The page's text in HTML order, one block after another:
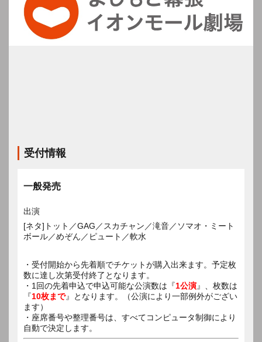
受付情報
一般発売
出演
[ネタ]トット／GAG／スカチャン／滝音／ソマオ・ミート
ボール／めぞん／ピュート／軟水
・受付開始から先着順でチケットが購入出来ます。予定枚
数に達し次第受付終了となります。
・1回の先着申込で申込可能な公演数は『1公演』、枚数は
『10枚まで』となります。（公演により一部例外がござい
ます）
・座席番号や整理番号は、すべてコンピュータ制御により
自動で決定します。